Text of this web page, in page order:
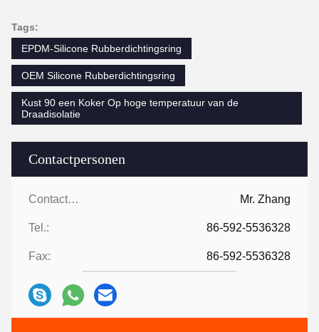
Contactpersonen
Contactpersonen: Mr. Zhang
Tel.: 86-592-5536328
Fax: 86-592-5536328
Tags:
EPDM-Silicone Rubberdichtingsring
OEM Silicone Rubberdichtingsring
Kust 90 een Koker Op hoge temperatuur van de
Draadisolatie